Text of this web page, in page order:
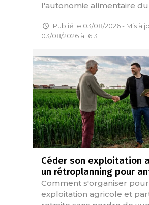
l'autonomie alimentaire
Publié le 03/08/2026 - Mis à
03/08/2026 à 16:31
Céder son exploitation
un rétroplanning pour
Comment s'organiser
exploitation agricole et